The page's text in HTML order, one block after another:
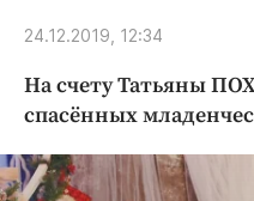
Статьи
Народные
Авто и транспорт
Криминал
24.12.2019, 12:34
На счету Татьяны
спасённых